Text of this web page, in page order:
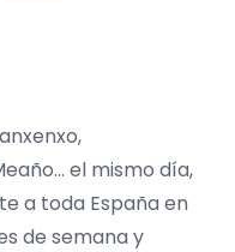
el mismo día,
a toda España en
de semana y